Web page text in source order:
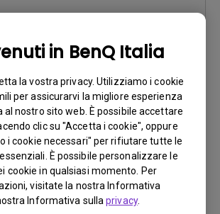
in BenQ Italia
la vostra privacy. Utilizziamo i cookie
per assicurarvi la migliore esperienza
al nostro sito web. È possibile accettare
clic su "Accetta i cookie", oppure
i cookie necessari" per rifiutare tutte le
È possibile personalizzare le
cookie in qualsiasi momento. Per
visitate la nostra Informativa
Informativa sullaprivacy.
57.01 KB
dei suddetti software, l'utente